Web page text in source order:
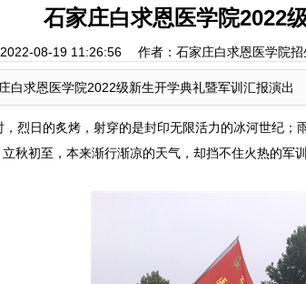
石家庄白求恩医学院2022
2022-08-19 11:26:56 作者：石家庄白求恩医学院
白求恩医学院2022级新生开学典礼暨军训汇报演出
烈日的炙烤，射穿的是封印无限活力的冰河世纪；
秋初至，本来渐行渐凉的天气，却挡不住火热的